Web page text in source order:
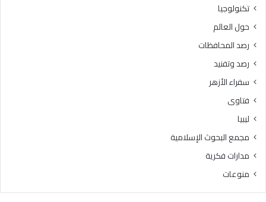
تكنولوجيا
حول العالم
رصد المحافظات
رصد وتفنيد
سفراء الأزهر
فتاوى
ليبيا
مجمع البحوث الإسلامية
مدارات فكرية
منوعات